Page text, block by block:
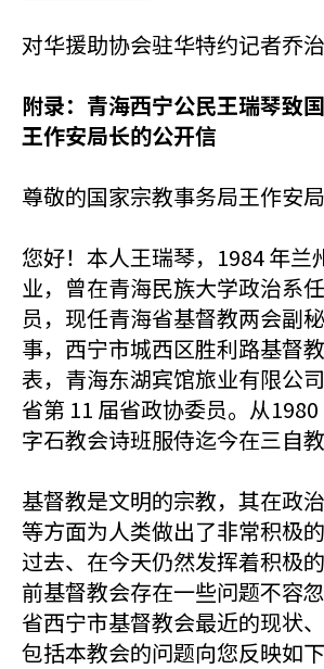
对华援助协会驻华特约记者乔
附录：青海西宁公民王瑞琴致
王作安局长的公开信
尊敬的国家宗教事务局王作安局
您好！本人王瑞琴，1984 年兰
业，曾在青海民族大学政治系
员，现任青海省基督教两会副
事，西宁市城西区胜利路基督
表，青海东湖宾馆旅业有限公
省第 11 届省政协委员。从
字石教会诗班服侍迄今在三自教
基督教是文明的宗教，其在政
等方面为人类做出了非常积极
过去、在今天仍然发挥着积极
前基督教会存在一些问题不容
省西宁市基督教会最近的现状、
包括本教会的问题向您反映如下